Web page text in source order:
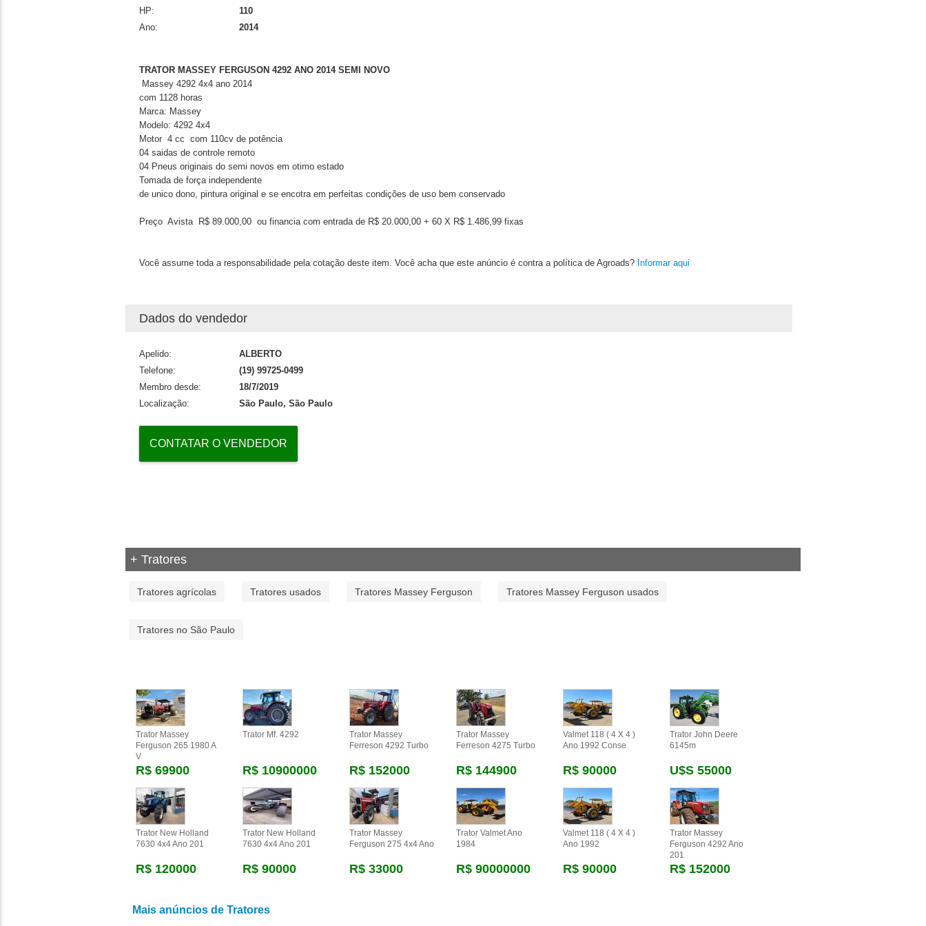
HP:
110
Ano:
2014
TRATOR MASSEY FERGUSON 4292 ANO 2014 SEMI NOVO
Massey 4292 4x4 ano 2014
com 1128 horas
Marca: Massey
Modelo: 4292 4x4
Motor 4 cc com 110cv de potência
04 saidas de controle remoto
04 Pneus originais do semi novos em otimo estado
Tomada de força independente
de unico dono, pintura original e se encotra em perfeitas condições de uso bem conservado
Preço Avista R$ 89.000,00 ou financia com entrada de R$ 20.000,00 + 60 X R$ 1.486,99 fixas
Você assume toda a responsabilidade pela cotação deste item. Você acha que este anúncio é contra a política de Agroads? Informar aqui
Dados do vendedor
Apelido:
ALBERTO
Telefone:
(19) 99725-0499
Membro desde:
18/7/2019
Localização:
São Paulo, São Paulo
CONTATAR O VENDEDOR
+ Tratores
Tratores agrícolas Tratores usados Tratores Massey Ferguson Tratores Massey Ferguson usados
Tratores no São Paulo
Trator Massey
Ferguson 265 1980 A
V
R$ 69900
Trator Mf. 4292
R$ 10900000
Trator Massey
Ferreson 4292 Turbo
R$ 152000
Trator Massey
Ferreson 4275 Turbo
R$ 144900
Valmet 118 ( 4 X 4 )
Ano 1992 Conse
R$ 90000
Trator John Deere
6145m
U$s 55000
Trator New Holland
7630 4x4 Ano 201
R$ 120000
Trator New Holland
7630 4x4 Ano 201
R$ 90000
Trator Massey
Ferguson 275 4x4 Ano
R$ 33000
Trator Valmet Ano
1984
R$ 90000000
Valmet 118 ( 4 X 4 )
Ano 1992
R$ 90000
Trator Massey
Ferguson 4292 Ano
201
R$ 152000
Mais anúncios de Tratores